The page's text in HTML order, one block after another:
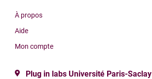
À propos
Aide
Mon compte
Plug in labs Université Paris-Saclay